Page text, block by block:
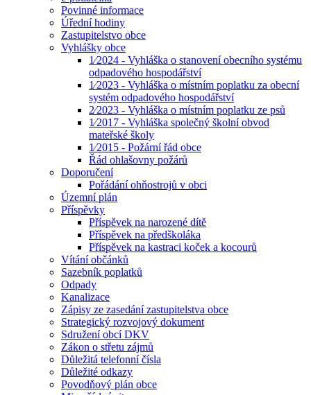
Povinné informace
Úřední hodiny
Zastupitelstvo obce
Vyhlášky obce
1⁄2024 - Vyhláška o stanovení obecního systému
odpadového hospodářství
1⁄2023 - Vyhláška o místním poplatku za obecní
systém odpadového hospodářství
2⁄2023 - Vyhláška o místním poplatku ze psů
1⁄2017 - Vyhláška společný školní obvod
mateřské školy
1⁄2015 - Požární řád obce
Řád ohlašovny požárů
Doporučení
Pořádání ohňostrojů v obci
Územní plán
Příspěvky
Příspěvek na narozené dítě
Příspěvek na předškoláka
Příspěvek na kastraci koček a kocourů
Vítání občánků
Sazebník poplatků
Odpady
Kanalizace
Zápisy ze zasedání zastupitelstva obce
Strategický rozvojový dokument
Sdružení obcí DKV
Zákon o střetu zájmů
Důležitá telefonní čísla
Důležité odkazy
Povodňový plán obce